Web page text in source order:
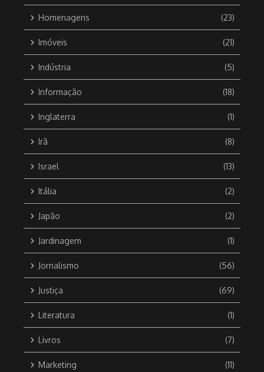
Homenagens (23)
Imóveis (21)
Indústria (5)
Informação (18)
Inglaterra (1)
Irã (8)
Israel (13)
Itália (2)
Japão (2)
Jardinagem (1)
Jornalismo (56)
Justiça (69)
Literatura (1)
Livros (7)
Marketing (11)